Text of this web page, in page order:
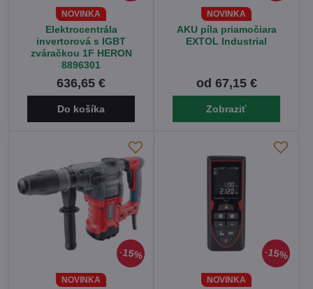
NOVINKA
Elektrocentrála
invertorová s IGBT
zváračkou 1F HERON
8896301
636,65 €
Do košíka
NOVINKA
AKU píla priamočiara
EXTOL Industrial
od 67,15 €
Zobraziť
15%
NOVINKA
15%
NOVINKA